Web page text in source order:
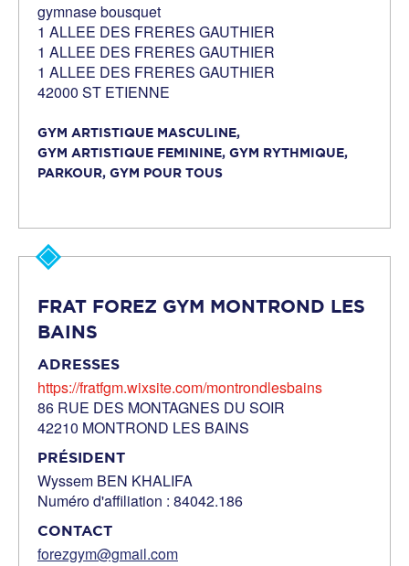
gymnase bousquet
1 ALLEE DES FRERES GAUTHIER
1 ALLEE DES FRERES GAUTHIER
1 ALLEE DES FRERES GAUTHIER
42000 ST ETIENNE
GYM ARTISTIQUE MASCULINE,
GYM ARTISTIQUE FEMININE, GYM RYTHMIQUE,
PARKOUR, GYM POUR TOUS
FRAT FOREZ GYM MONTROND LES
BAINS
ADRESSES
https://fratfgm.wixsite.com/montrondlesbains
86 RUE DES MONTAGNES DU SOIR
42210 MONTROND LES BAINS
PRÉSIDENT
Wyssem BEN KHALIFA
Numéro d'affiliation : 84042.186
CONTACT
forezgym@gmail.com